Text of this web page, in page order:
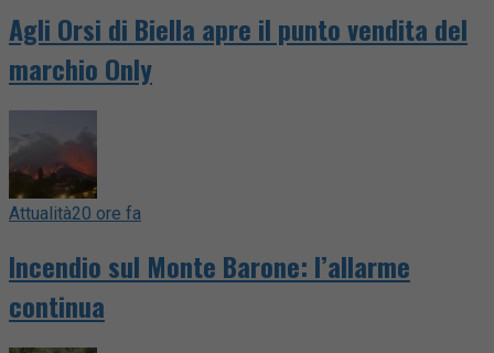
Agli Orsi di Biella apre il punto vendita del
marchio Only
Attualità20 ore fa
Incendio sul Monte Barone: l’allarme
continua